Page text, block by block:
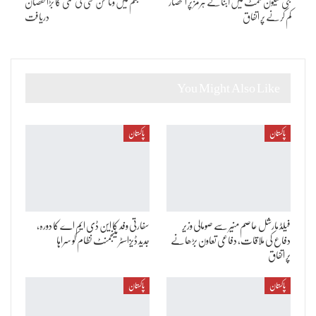
جی سیون سمٹ میں آبنائے ہرمز پر انحصار
کم کرنے پر اتفاق
جسم میں وٹامن سی کی کمی کا بڑا نقصان
دریافت
پاکستان
فیلڈ مارشل عاصم منیر سے صومالی وزیر
دفاع کی ملاقات، دفاعی تعاون بڑھانے
پر اتفاق
پاکستان
سفارتی وفد کا این ڈی ایم اے کا دورہ،
جدید ڈیزاسٹر مینجمنٹ نظام کو سراہا
پاکستان پاکستان